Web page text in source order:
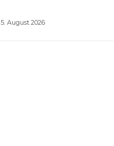
5. August 2026